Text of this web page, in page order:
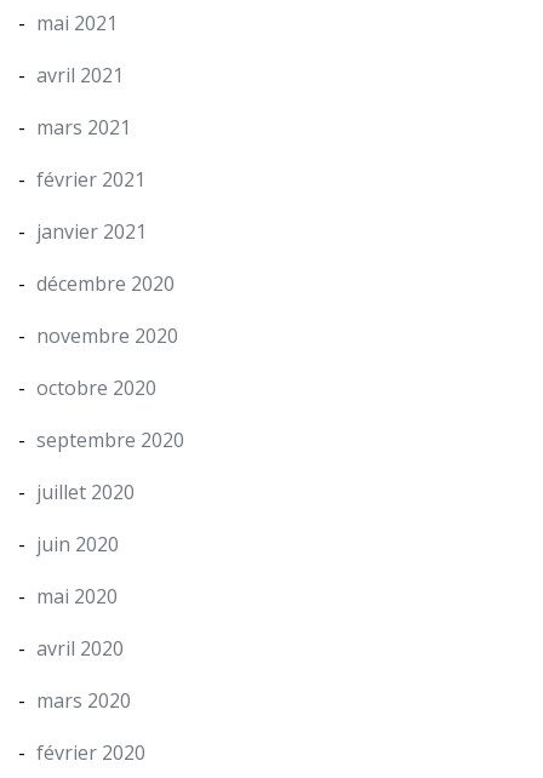
mai 2021
avril 2021
mars 2021
février 2021
janvier 2021
décembre 2020
novembre 2020
octobre 2020
septembre 2020
juillet 2020
juin 2020
mai 2020
avril 2020
mars 2020
février 2020